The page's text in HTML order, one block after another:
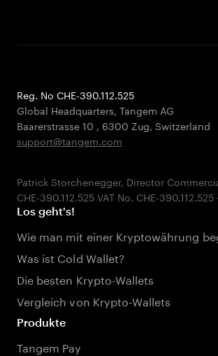
Reg. No CHE-390.112.525
Global Headquarters, Tangem AG
Baarerstrasse 10 , 6300 Zug, Switzerland
support@tangem.com
Patrick Storchenegger, Director
Los geht's!
Wie man mit einer Kryptowährung
Was ist Cold Wallet?
Die besten Krypto-Wallets
Vergleich von Krypto-Wallets
Produkte
Tangem Pay